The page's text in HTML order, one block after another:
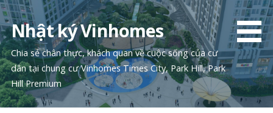
Chuyển
tới
phần
nội
dung
Nhật ký Vinhomes
Chia sẻ chân thực, khách quan về cuộc sống của cư
dân tại chung cư Vinhomes Times City, Park Hill, Park
Hill Premium